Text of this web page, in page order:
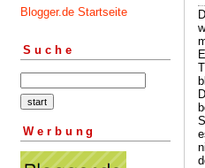
Blogger.de Startseite
Suche
Werbung